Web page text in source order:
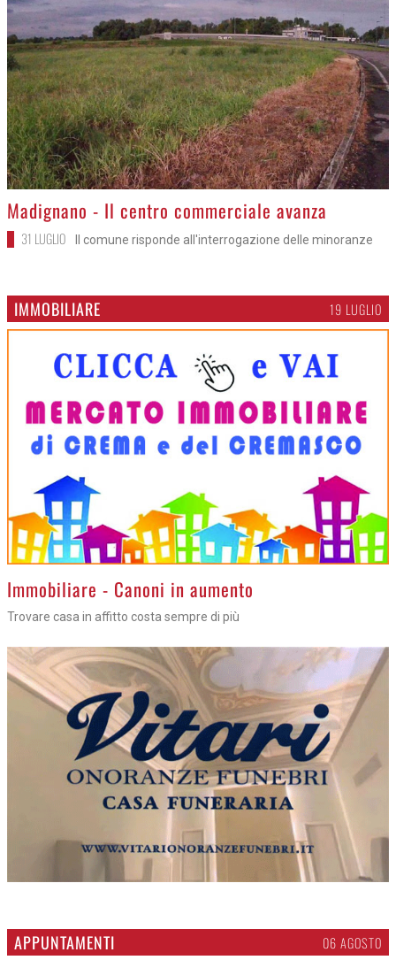
>Madignano - Il centro commerciale avanza
31 LUGLIO Il comune risponde all'interrogazione delle minoranze
IMMOBILIARE 19 LUGLIO
>Immobiliare - Canoni in aumento
Trovare casa in affitto costa sempre di più
APPUNTAMENTI 06 AGOSTO